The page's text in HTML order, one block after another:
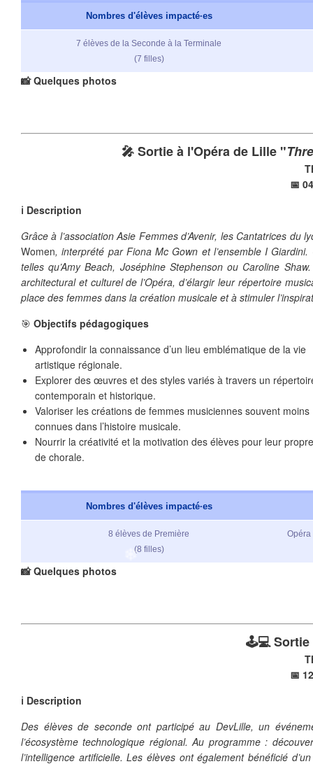
❄
Nombres d'élèves impacté·es
7 élèves de la Seconde à la Terminale
(7 filles)
📸 Quelques photos
🎤 Sortie à l'Opéra de Lille "
📅
ℹ️ Description
Grâce à l’association Asie Femmes d’Avenir, les Cantatrices
Women, interprété par Fiona Mc Gown et l’ensemble I
telles qu’Amy Beach, Joséphine Stephenson ou Caroline
architectural et culturel de l’Opéra, d’élargir leur répertoire
place des femmes dans la création musicale et à stimuler
🎯 Objectifs pédagogiques
Approfondir la connaissance d’un lieu emblématique de la vie
artistique régionale.
Explorer des œuvres et des styles variés à travers un
contemporain et historique.
Valoriser les créations de femmes musiciennes souvent moins
connues dans l’histoire musicale.
Nourrir la créativité et la motivation des élèves pour leur
de chorale.
Nombres d'élèves impacté·es
8 élèves de Première
(8 filles)
Opéra
📸 Quelques photos
🕹️💻 Sortie
📅
ℹ️ Description
Des élèves de seconde ont participé au DevLille, un
l’écosystème technologique régional. Au programme :
l’intelligence artificielle. Les élèves ont également bénéficié